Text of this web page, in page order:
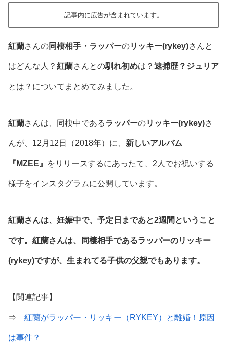
記事内に広告が含まれています。
紅蘭さんの同棲相手・ラッパーのリッキー(rykey)さんと
はどんな人？ 紅蘭さんとの馴れ初めは？ 逮捕歴？ジュリア
とは？についてまとめてみました。
紅蘭さんは、同棲中であるラッパーのリッキー(rykey)さ
んが、12月12日（2018年）に、 新しいアルバム
『MZEE』 をリリースするにあったて、2人でお祝いする
様子をインスタグラムに公開しています。
紅蘭さんは、妊娠中で、予定日まであと2週間ということ
です。紅蘭さんは、同棲相手であるラッパーのリッキー
(rykey)ですが、生まれてる子供の父親でもあります。
【関連記事】
⇒ 紅蘭がラッパー・リッキー（RYKEY）と離婚！原因
は事件？